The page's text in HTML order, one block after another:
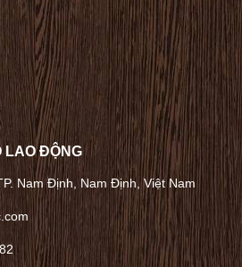
LAO ĐỘNG
Nam Định, Nam Định, Việt Nam